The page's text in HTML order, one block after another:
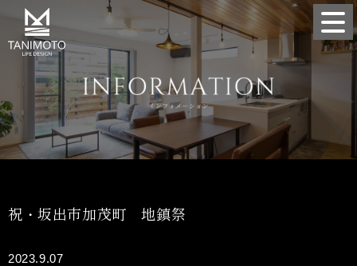
祝・坂出市加茂町 地鎮祭
2023.9.07